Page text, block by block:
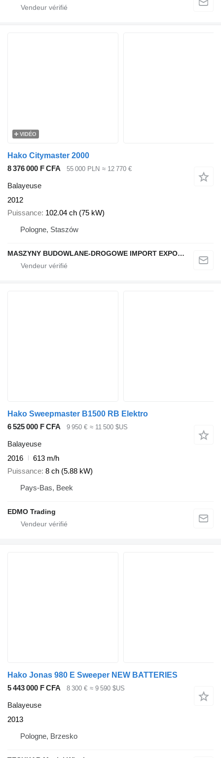
VIDÉO
Hako Citymaster 2000
8 376 000 F CFA
55 000 PLN ≈ 12 770 €
Balayeuse
2012
Puissance 102.04 ch (75 kW)
Pologne, Staszów
MASZYNY BUDOWLANE-DROGOWE IMPORT EXPORT
Hako Sweepmaster B1500 RB Elektro
6 525 000 F CFA
9 950 € ≈ 11 500 $US
Balayeuse
2016
613 m/h
Puissance 8 ch (5.88 kW)
Pays-Bas, Beek
EDMO Trading
Hako Jonas 980 E Sweeper NEW BATTERIES
5 443 000 F CFA
8 300 € ≈ 9 590 $US
Balayeuse
2013
Pologne, Brzesko